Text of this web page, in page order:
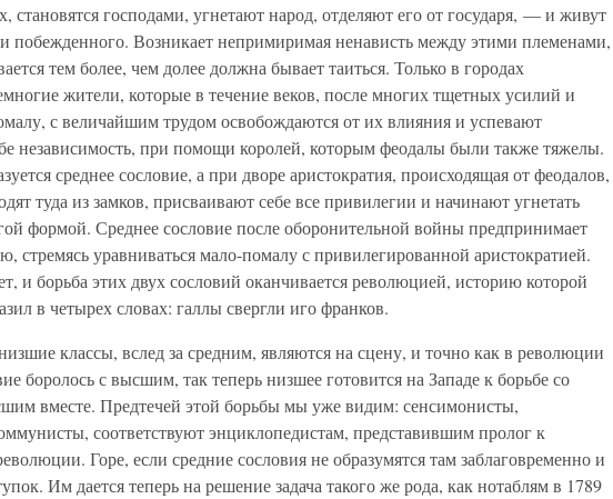
становятся господами, угнетают народ, отделяют его от государя, — и живут
побежденного. Возникает непримиримая ненависть между этими племенами,
тем более, чем долее должна бывает таиться. Только в городах
жители, которые в течение веков, после многих тщетных усилий и
с величайшим трудом освобождаются от их влияния и успевают
независимость, при помощи королей, которым феодалы были также тяжелы.
среднее сословие, а при дворе аристократия, происходящая от феодалов,
туда из замков, присваивают себе все привилегии и начинают угнетать
формой. Среднее сословие после оборонительной войны предпринимает
стремясь уравниваться мало-помалу с привилегированной аристократией.
и борьба этих двух сословий оканчивается революцией, историю которой
в четырех словах: галлы свергли иго франков.
классы, вслед за средним, являются на сцену, и точно как в революции
боролось с высшим, так теперь низшее готовится на Западе к борьбе со
вместе. Предтечей этой борьбы мы уже видим: сенсимонисты,
соответствуют энциклопедистам, представившим пролог к
Горе, если средние сословия не образумятся там заблаговременно и
Им дается теперь на решение задача такого же рода, как нотаблям в 1789